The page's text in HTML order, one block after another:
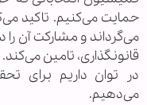
حمایت می‌کنیم. تاکید
می‌گرداند و مشارکت آن را
قانونگذاری، تامین
در توان داریم برای
می‌دهیم.